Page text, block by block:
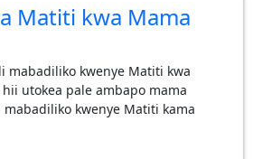
Matiti kwa Mama
mabadiliko kwenye Matiti kwa
utokea pale ambapo mama
kwenye Matiti kama